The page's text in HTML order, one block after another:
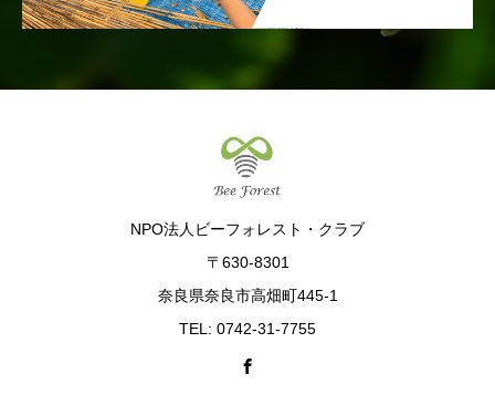
NPO法人ビーフォレスト・クラブ
〒630-8301
奈良県奈良市高畑町445-1
TEL: 0742-31-7755